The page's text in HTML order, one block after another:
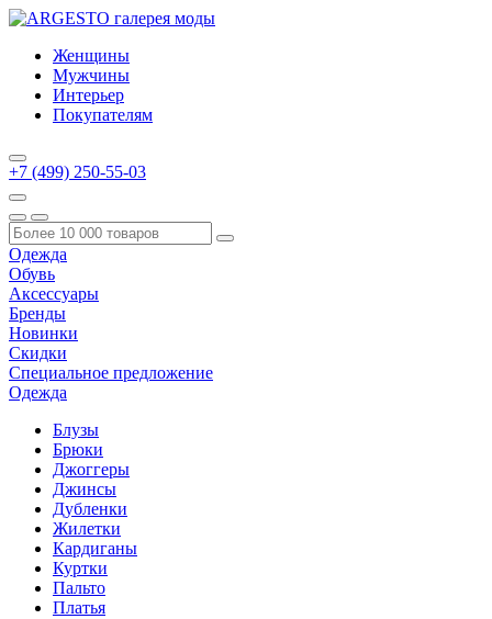
Женщины
Мужчины
Интерьер
Покупателям
+7 (499) 250-55-03
Одежда
Обувь
Аксессуары
Бренды
Новинки
Скидки
Специальное предложение
Одежда
Блузы
Брюки
Джоггеры
Джинсы
Дубленки
Жилетки
Кардиганы
Куртки
Пальто
Платья